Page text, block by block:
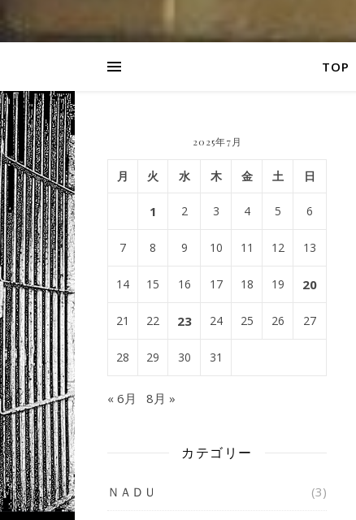
TOP
2025年7月
月 火 水 木 金 土 日
1 2 3 4 5 6
7 8 9 10 11 12 13
14 15 16 17 18 19 20
21 22 23 24 25 26 27
28 29 30 31
« 6月 8月 »
カテゴリー
ＮＡＤＵ (3)